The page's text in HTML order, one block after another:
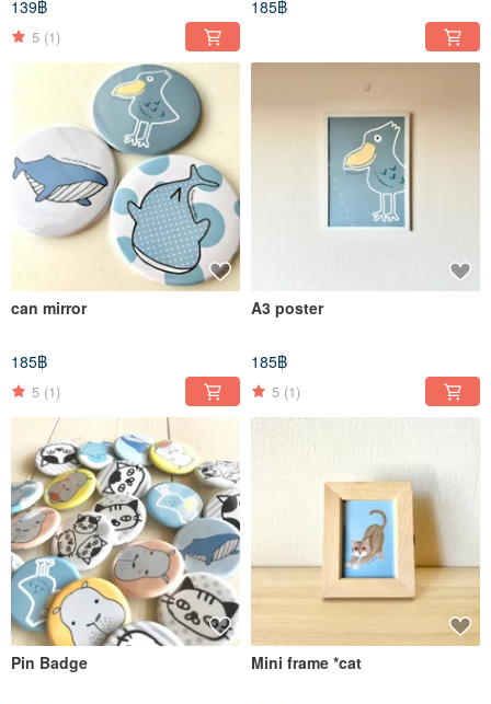
139฿
5 (1)
185฿
can mirror
185฿
5 (1)
A3 poster
185฿
5 (1)
Pin Badge Mini frame *cat